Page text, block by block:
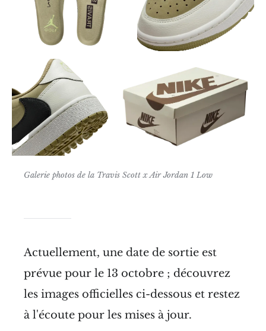
Galerie photos de la Travis Scott x Air Jordan 1 Low
Actuellement, une date de sortie est
prévue pour le 13 octobre ; découvrez
les images officielles ci-dessous et restez
à l'écoute pour les mises à jour.